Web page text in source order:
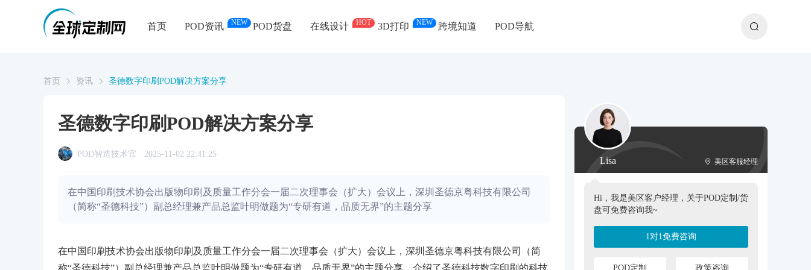
首页 POD资讯 NEW POD货盘 在线设计 HOT 3D打印 NEW 跨境知道 POD导航
首页 资讯 圣德数字印刷POD解决方案分享
圣德数字印刷POD解决方案分享
POD智造技术官 · 2025-11-02 22:41:25
在中国印刷技术协会出版物印刷及质量工作分会一届二次理事会（扩大）会议上，深圳圣德京粤科技有限公司
（简称“圣德科技”）副总经理兼产品总监叶明做题为“专研有道，品质无界”的主题分享
在中国印刷技术协会出版物印刷及质量工作分会一届二次理事会（扩大）会议上，深圳圣德京粤科技有限公司（简
称“圣德科技”）副总经理兼产品总监叶明做题为“专研有道
品质无界”的主题分享，介绍了圣德科技数字印刷的科技
Lisa 美区客服经理
Hi，我是美区客户经理，关于POD定制/货
盘可免费咨询我~
1对1免费咨询
POD定制 政策咨询